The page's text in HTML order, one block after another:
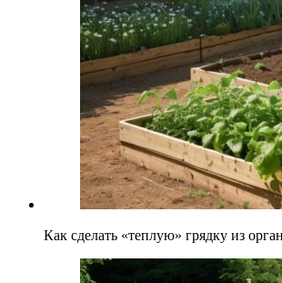
Как сделать «теплую» грядку из